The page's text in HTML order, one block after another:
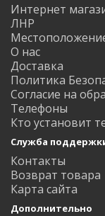
Интернет
ЛНР
О нас
Доставка
Политика
Согласие на
Телефоны
Кто установит
Служба
Контакты
Возврат товара
Карта сайта
Дополнительно